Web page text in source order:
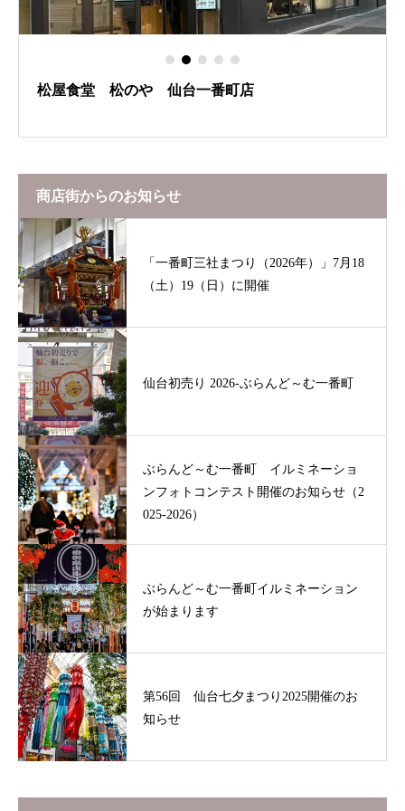
松屋食堂 松のや 仙台一番町店
商店街からのお知らせ
「一番町三社まつり（2026年）」7月18
（土）19（日）に開催
仙台初売り 2026-ぶらんど～む一番町
ぶらんど～む一番町 イルミネーショ
ンフォトコンテスト開催のお知らせ（2
025-2026）
ぶらんど～む一番町イルミネーション
が始まります
第56回 仙台七夕まつり2025開催のお
知らせ